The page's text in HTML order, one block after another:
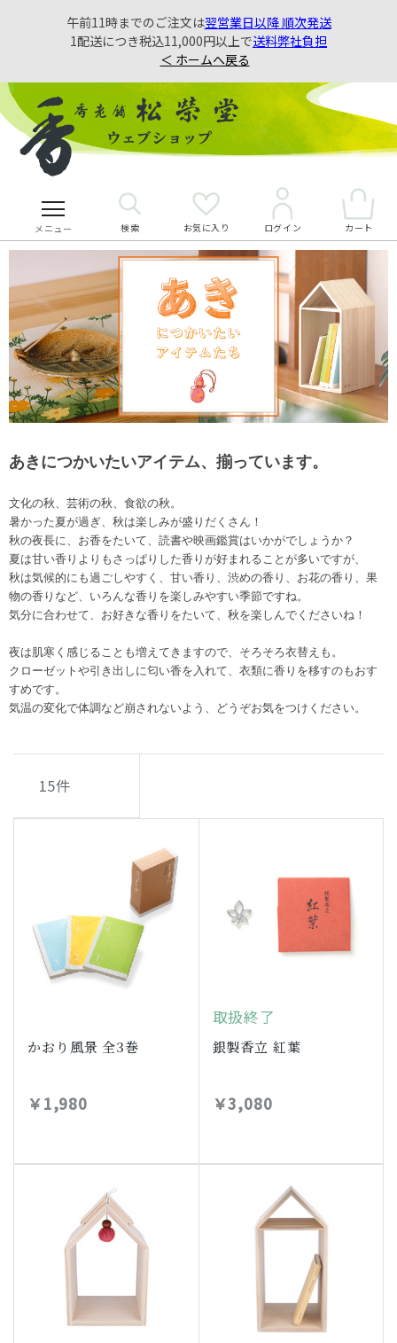
午前11時までのご注文は翌営業日以降 順次発送
1配送につき税込11,000円以上で送料弊社負担
＜ ホームへ戻る
メニュー 検索 お気に入り ログイン カート
あきにつかいたいアイテム、揃っています。
文化の秋、芸術の秋、食欲の秋。
暑かった夏が過ぎ、秋は楽しみが盛りだくさん！
秋の夜長に、お香をたいて、読書や映画鑑賞はいかがでしょうか？
夏は甘い香りよりもさっぱりした香りが好まれることが多いですが、
秋は気候的にも過ごしやすく、甘い香り、渋めの香り、お花の香り、果
物の香りなど、いろんな香りを楽しみやすい季節ですね。
気分に合わせて、お好きな香りをたいて、秋を楽しんでくださいね！
夜は肌寒く感じることも増えてきますので、そろそろ衣替えも。
クローゼットや引き出しに匂い香を入れて、衣類に香りを移すのもおす
すめです。
気温の変化で体調など崩されないよう、どうぞお気をつけください。
15件
かおり風景 全3巻
￥1,980
取扱終了
銀製香立 紅葉
￥3,080